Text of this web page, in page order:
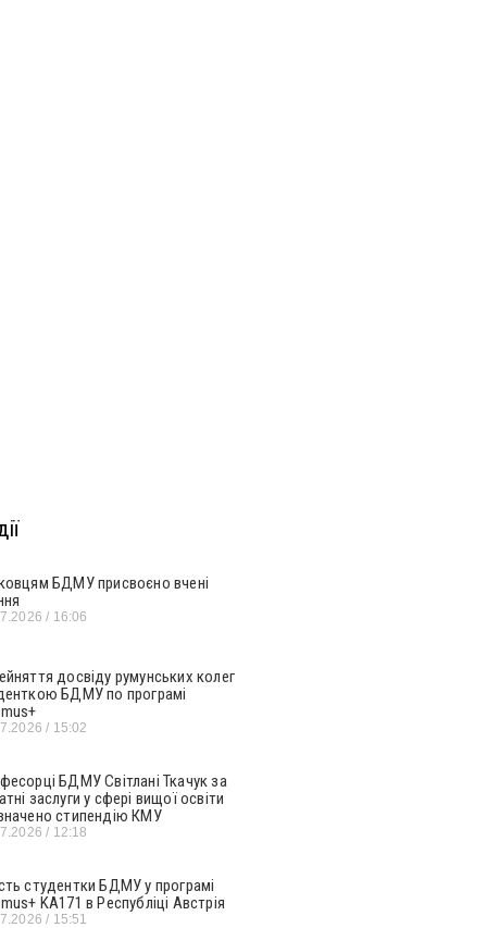
БДМУ присвоєно вчені
16:06
досвіду румунських колег
БДМУ по програмі
15:02
БДМУ Світлані Ткачук за
заслуги у сфері вищої освіти
стипендію КМУ
12:18
студентки БДМУ у програмі
KA171 в Республіці Австрія
15:51